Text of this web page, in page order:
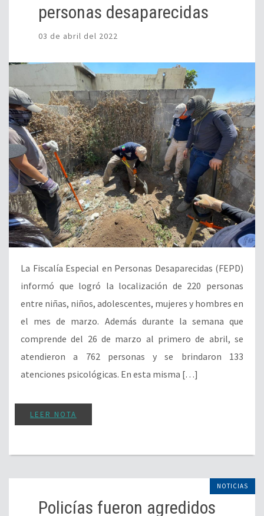
personas desaparecidas
03 de abril del 2022
La Fiscalía Especial en Personas Desaparecidas (FEPD)
informó que logró la localización de 220 personas
entre niñas, niños, adolescentes, mujeres y hombres en
el mes de marzo. Además durante la semana que
comprende del 26 de marzo al primero de abril, se
atendieron a 762 personas y se brindaron 133
atenciones psicológicas. En esta misma […]
LEER NOTA
NOTICIAS
Policías fueron agredidos